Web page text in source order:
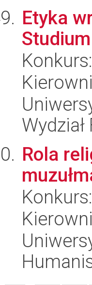
Etyka
Konkurs:
Rola
Konkurs: